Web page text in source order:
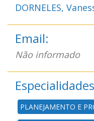
DORNELES,
Email:
Não informado
PLANEJAMENTO E